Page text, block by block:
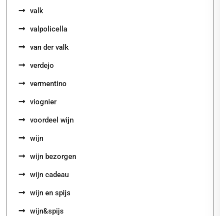
valk
valpolicella
van der valk
verdejo
vermentino
viognier
voordeel wijn
wijn
wijn bezorgen
wijn cadeau
wijn en spijs
wijn&spijs